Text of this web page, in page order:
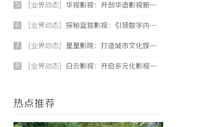
5 [业界动态] 华视影视：开创华语影视新时代的领航者
6 [业界动态] 探秘蓝狐影视：引领数字内容新时代的先锋平台
7 [业界动态] 星星影院：打造城市文化娱乐新地标的璀璨明珠
8 [业界动态] 白云影视：开启多元化影视创作新时代的领航者
热点推荐